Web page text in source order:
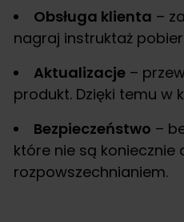
Obsługa klienta –
nagraj instruktaż
Aktualizacje –
produkt. Dzięki temu w
Bezpieczeństwo –
które nie są
rozpowszechnianiem.